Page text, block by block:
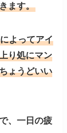
ます。
よってアイ
り処にマン
ょうどいい
、一日の疲